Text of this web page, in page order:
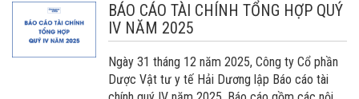
BÁO CÁO TÀI CHÍNH TỔNG HỢP QUÝ
IV NĂM 2025
Ngày 31 tháng 12 năm 2025, Công ty Cổ phần
Dược Vật tư y tế Hải Dương lập Báo cáo tài